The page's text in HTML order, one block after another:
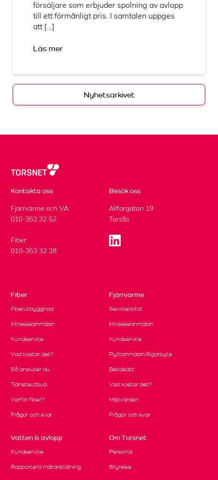
försäljare som erbjuder spolning av avlopp
till ett förmånligt pris. I samtalen uppges
att […]
Läs mer
Nyhetsarkivet
Kontakta oss
Fjärrvärme och VA:
010-353 32 52
Fiber:
010-353 32 28
Besök oss
Allfargatan 19
Torsås
Fiber
Fiberutbyggnad
Intresseanmälan
Kundservice
Vad kostar det?
Så ansluter du
Tjänsteutbud
Varför fiber?
Frågor och svar
Fjärrvärme
Serviceavtal
Intresseanmälan
Kundservice
Flyttanmälan/Ägarbyte
Betalsätt
Vad kostar det?
Miljövärden
Frågor och svar
Vatten & avlopp
Kundservice
Rapportera mätarställning
Om Torsnet
Personal
Styrelse